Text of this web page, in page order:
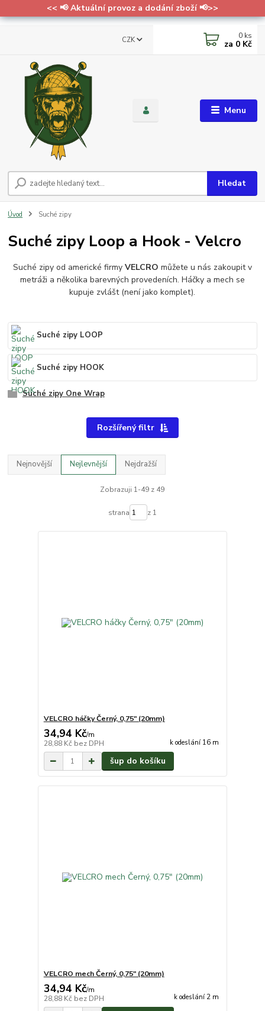
<< 📢 Aktuální provoz a dodání zboží 📢>>
Menu
CZK
Hledat
0 ks
za 0 Kč
Úvod Suché zipy
Suché zipy Loop a Hook - Velcro
Suché zipy od americké firmy VELCRO můžete u nás zakoupit v
metráži a několika barevných provedeních. Háčky a mech se
kupuje zvlášt (není jako komplet).
Suché zipy LOOP
Suché zipy HOOK
Suché zipy One Wrap
Rozšířený filtr
Nejnovější Nejlevnější Nejdražší
Zobrazuji 1-49 z 49
strana z 1
VELCRO háčky Černý, 0,75" (20mm)
34,94 Kč/m
28,88 Kč bez DPH k odeslání 16 m
šup do košíku
VELCRO mech Černý, 0,75" (20mm)
34,94 Kč/m
28,88 Kč bez DPH k odeslání 2 m